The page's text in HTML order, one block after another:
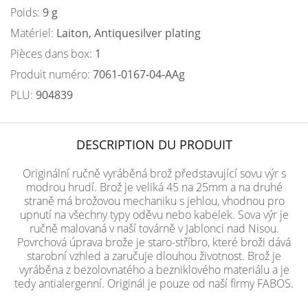
Poids: 9 g
Matériel: Laiton, Antiquesilver plating
Pièces dans box: 1
Produit numéro: 7061-0167-04-AAg
PLU: 904839
DESCRIPTION DU PRODUIT
Originální ručně vyráběná brož představující sovu výr s
modrou hrudí. Brož je veliká 45 na 25mm a na druhé
straně má brožovou mechaniku s jehlou, vhodnou pro
upnutí na všechny typy oděvu nebo kabelek. Sova výr je
ručně malovaná v naší továrně v Jablonci nad Nisou.
Povrchová úprava brože je staro-stříbro, které broži dává
starobní vzhled a zaručuje dlouhou životnost. Brož je
vyráběna z bezolovnatého a bezniklového materiálu a je
tedy antialergenní. Originál je pouze od naší firmy FABOS.